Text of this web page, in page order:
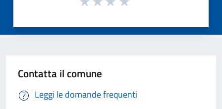
Contatta il comune
Leggi le domande frequenti